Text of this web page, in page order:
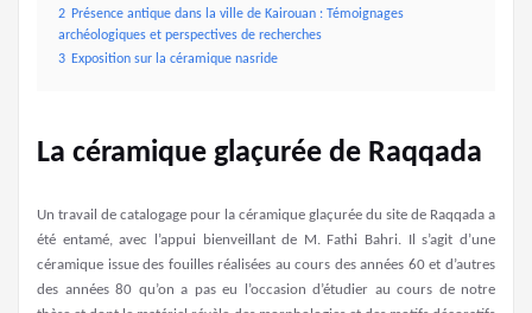
2 Présence antique dans la ville de Kairouan : Témoignages
archéologiques et perspectives de recherches
3 Exposition sur la céramique nasride
La céramique glaçurée de Raqqada
Un travail de catalogage pour la céramique glaçurée du site de Raqqada a
été entamé, avec l’appui bienveillant de M. Fathi Bahri. Il s’agit d’une
céramique issue des fouilles réalisées au cours des années 60 et d’autres
des années 80 qu’on a pas eu l’occasion d’étudier au cours de notre